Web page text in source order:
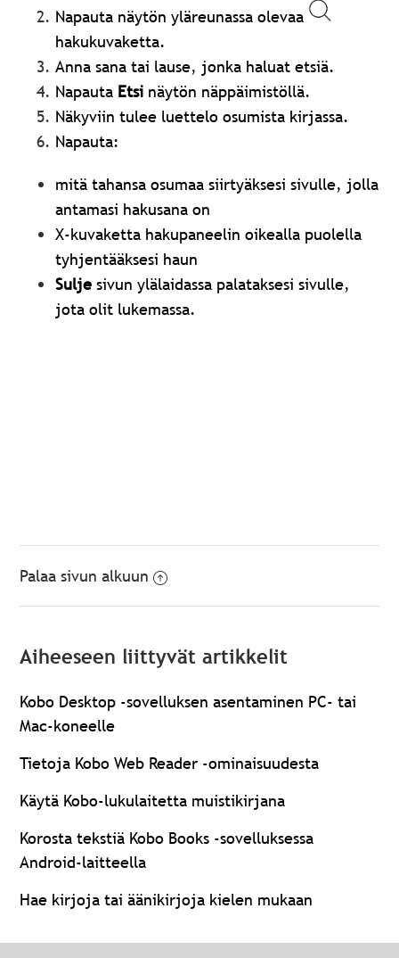
Napauta näytön yläreunassa olevaa
hakukuvaketta.
Anna sana tai lause, jonka haluat etsiä.
Napauta Etsi näytön näppäimistöllä.
Näkyviin tulee luettelo osumista kirjassa.
Napauta:
mitä tahansa osumaa siirtyäksesi sivulle, jolla
antamasi hakusana on
X-kuvaketta hakupaneelin oikealla puolella
tyhjentääksesi haun
Sulje sivun ylälaidassa palataksesi sivulle,
jota olit lukemassa.
Palaa sivun alkuun
Aiheeseen liittyvät artikkelit
Kobo Desktop -sovelluksen asentaminen PC- tai
Mac-koneelle
Tietoja Kobo Web Reader -ominaisuudesta
Käytä Kobo-lukulaitetta muistikirjana
Korosta tekstiä Kobo Books -sovelluksessa
Android-laitteella
Hae kirjoja tai äänikirjoja kielen mukaan